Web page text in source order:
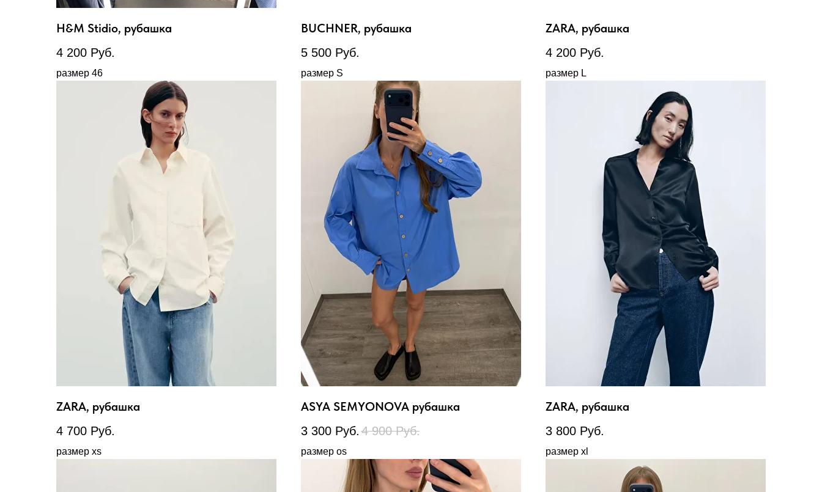
H&M Stidio, рубашка
4 200 Руб.
размер 46
BUCHNER, рубашка
5 500 Руб.
размер S
ZARA, рубашка
4 200 Руб.
размер L
ZARA, рубашка
4 700 Руб.
размер xs
ASYA SEMYONOVA рубашка
3 300 Руб. 4 900 Руб.
размер os
ZARA, рубашка
3 800 Руб.
размер xl